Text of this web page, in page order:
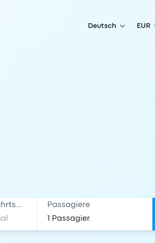
Deutsch EUR
Rückfahrtsdatum Passagiere